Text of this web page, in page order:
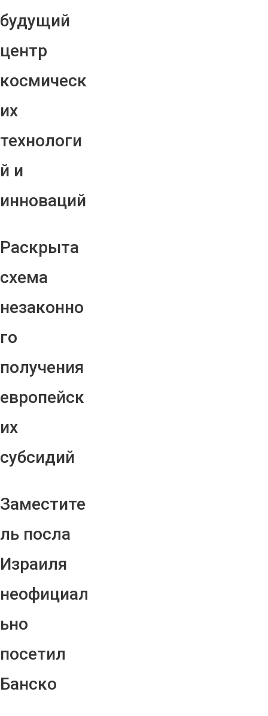
будущий
центр
космическ
их
технологи
й и
инноваций
Раскрыта
схема
незаконно
го
получения
европейск
их
субсидий
Заместите
ль посла
Израиля
неофициал
ьно
посетил
Банско